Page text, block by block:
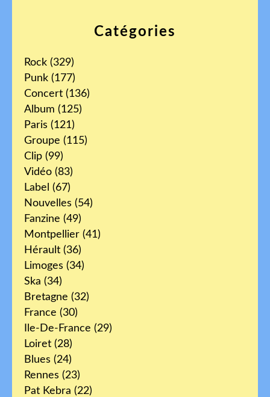
Catégories
Rock (329)
Punk (177)
Concert (136)
Album (125)
Paris (121)
Groupe (115)
Clip (99)
Vidéo (83)
Label (67)
Nouvelles (54)
Fanzine (49)
Montpellier (41)
Hérault (36)
Limoges (34)
Ska (34)
Bretagne (32)
France (30)
Ile-De-France (29)
Loiret (28)
Blues (24)
Rennes (23)
Pat Kebra (22)